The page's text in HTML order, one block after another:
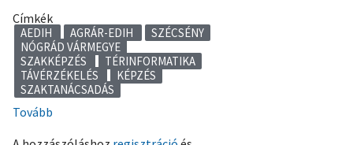
Címkék
AEDIH AGRÁR-EDIH
SZÉCSÉNY
NÓGRÁD VÁRMEGYE
SZAKKÉPZÉS
TÉRINFORMATIKA
TÁVÉRZÉKELÉS
KÉPZÉS
SZAKTANÁCSADÁS
Tovább